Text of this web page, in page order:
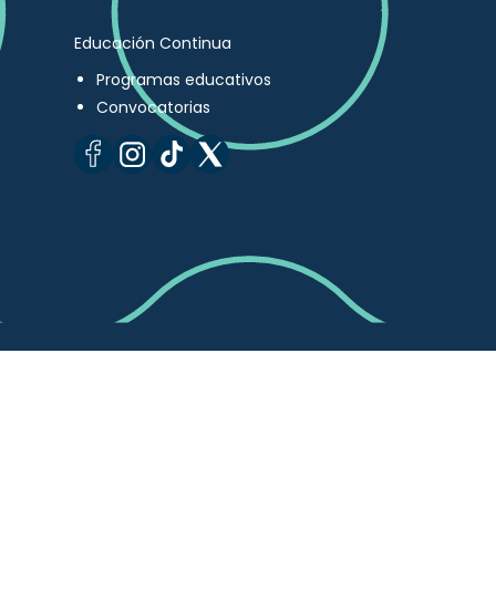
Educación Continua
Programas educativos
Convocatorias